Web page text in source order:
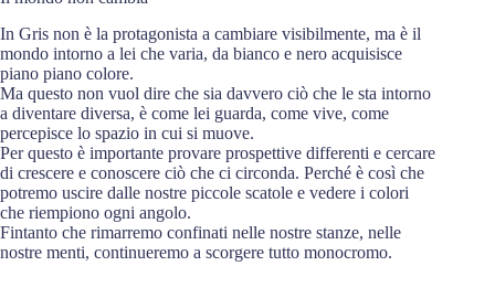
In Gris non è la protagonista a cambiare visibilmente, ma è il
mondo intorno a lei che varia, da bianco e nero acquisisce
piano piano colore.
Ma questo non vuol dire che sia davvero ciò che le sta intorno
a diventare diversa, è come lei guarda, come vive, come
percepisce lo spazio in cui si muove.
Per questo è importante provare prospettive differenti e cercare
di crescere e conoscere ciò che ci circonda. Perché è così che
potremo uscire dalle nostre piccole scatole e vedere i colori
che riempiono ogni angolo.
Fintanto che rimarremo confinati nelle nostre stanze, nelle
nostre menti, continueremo a scorgere tutto monocromo.